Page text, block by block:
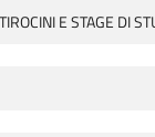
E STAGE DI